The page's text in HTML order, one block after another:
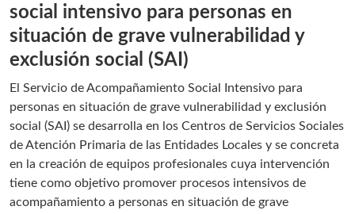
social intensivo para personas en
situación de grave vulnerabilidad y
exclusión social (SAI)
El Servicio de Acompañamiento Social Intensivo para
personas en situación de grave vulnerabilidad y exclusión
social (SAI) se desarrolla en los Centros de Servicios Sociales
de Atención Primaria de las Entidades Locales y se concreta
en la creación de equipos profesionales cuya intervención
tiene como objetivo promover procesos intensivos de
acompañamiento a personas en situación de grave